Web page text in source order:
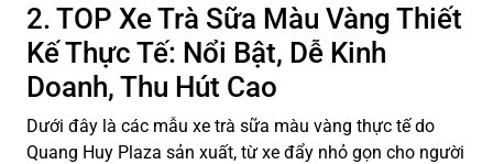
2. TOP Xe Trà Sữa Màu Vàng Thiết
Kế Thực Tế: Nổi Bật, Dễ Kinh
Doanh, Thu Hút Cao
Dưới đây là các mẫu xe trà sữa màu vàng thực tế do
Quang Huy Plaza sản xuất, từ xe đẩy nhỏ gọn cho người